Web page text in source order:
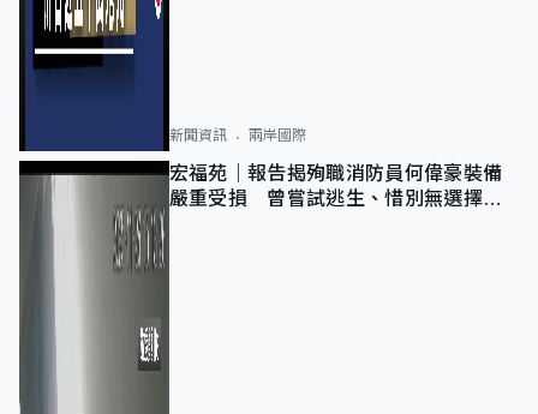
新聞資訊 兩岸國際
宏福苑｜報告揭殉職消防員何偉豪裝備
嚴重受損 曾嘗試逃生、惜別無選擇下